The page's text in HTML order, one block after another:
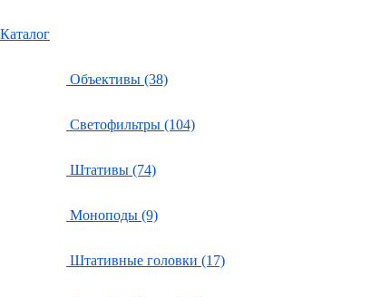
Каталог
Объективы (38)
Светофильтры (104)
Штативы (74)
Моноподы (9)
Штативные головки (17)